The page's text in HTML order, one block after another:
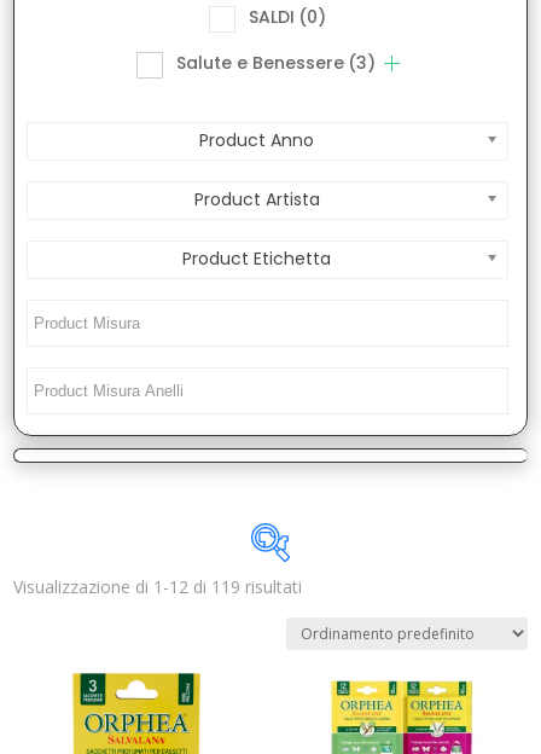
SALDI (0)
Salute e Benessere (3)
Product Anno
Product Artista
Product Etichetta
Categorie prodotto
Visualizzazione di 1-12 di 119 risultati